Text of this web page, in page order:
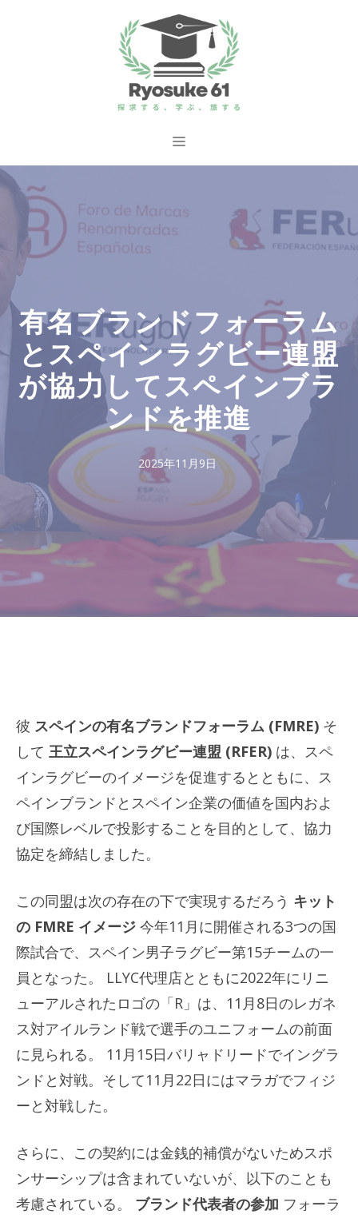
ス
キ
プ
メ
有名ブランドフォーラム
とスペインラグビー連盟
が協力してスペインブラ
ンドを推進
2025年11月9日
彼 スペインの有名ブランドフォーラム (FMRE) そ
して 王立スペインラグビー連盟 (RFER) は、スペ
インラグビーのイメージを促進するとともに、ス
ペインブランドとスペイン企業の価値を国内およ
び国際レベルで投影することを目的として、協力
協定を締結しました。
この同盟は次の存在の下で実現するだろう キット
の FMRE イメージ 今年11月に開催される3つの国
際試合で、スペイン男子ラグビー第15チームの一
員となった。 LLYC代理店とともに2022年にリニ
ューアルされたロゴの「R」は、11月8日のレガネ
ス対アイルランド戦で選手のユニフォームの前面
に見られる。 11月15日バリャドリードでイングラ
ンドと対戦。そして11月22日にはマラガでフィジ
ーと対戦した。
さらに、この契約には金銭的補償がないためスポ
ンサーシップは含まれていないが、以下のことも
考慮されている。
ブランド代表者の参加 フォーラ